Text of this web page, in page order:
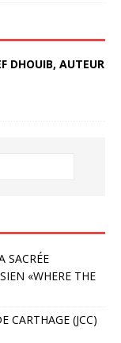
DHOUIB, AUTEUR
SACRÉE
«WHERE THE
CARTHAGE (JCC)